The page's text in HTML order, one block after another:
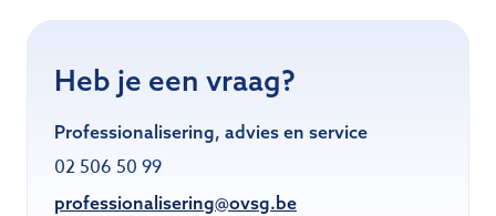
Heb je een vraag?
Professionalisering, advies en service
02 506 50 99
professionalisering@ovsg.be